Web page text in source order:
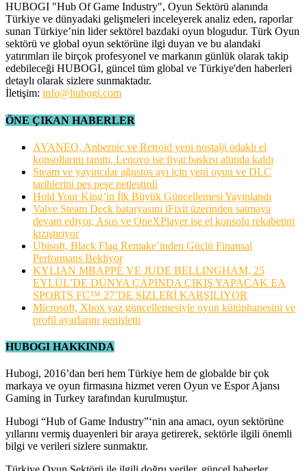
HUBOGI "Hub Of Game Industry", Oyun Sektörü alanında
Türkiye ve dünyadaki gelişmeleri inceleyerek analiz eden, raporlar
sunan Türkiye’nin lider sektörel bazdaki oyun blogudur. Türk Oyun
sektörü ve global oyun sektörüne ilgi duyan ve bu alandaki
yatırımları ile birçok profesyonel ve markanın günlük olarak takip
edebileceği HUBOGI, güncel tüm global ve Türkiye'den haberleri
detaylı olarak sizlere sunmaktadır.
İletişim: info@hubogi.com
ÖNE ÇIKAN HABERLER
AYANEO, Anbernic ve Retroid yeni nostalji odaklı el
konsollarını tanıttı, Lenovo ise fiyat baskısı altında kaldı
Steam ve yayıncılar ağustos ayı için yeni oyun ve DLC
tarihlerini peş peşe netleştirdi
Hold Your King’in İlk Büyük Güncellemesi Yayınlandı
Valve Steam Deck bataryasını iFixit üzerinden satmaya
devam ediyor, Asus ve OneXPlayer ise el konsolu rekabetini
kızıştırıyor
Ubisoft, Black Flag Remake’inden Güçlü Finansal
Performans Bekliyor
KYLIAN MBAPPÉ VE JUDE BELLINGHAM, 25
EYLÜL’DE DÜNYA ÇAPINDA ÇIKIŞ YAPACAK EA
SPORTS FC™ 27’DE SİZLERİ KARŞILIYOR
Microsoft, Xbox yaz güncellemesiyle oyun kütüphanesini ve
profil ayarlarını genişletti
HUBOGI HAKKINDA
Hubogi, 2016’dan beri hem Türkiye hem de globalde bir çok
markaya ve oyun firmasına hizmet veren Oyun ve Espor Ajansı
Gaming in Turkey tarafından kurulmuştur.
Hubogi “Hub of Game Industry”‘nin ana amacı, oyun sektörüne
yıllarını vermiş duayenleri bir araya getirerek, sektörle ilgili önemli
bilgi ve verileri sizlere sunmaktır.